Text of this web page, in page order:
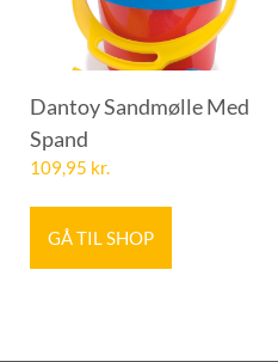
Dantoy Sandmølle Med
Spand
109,95 kr.
GÅ TIL SHOP